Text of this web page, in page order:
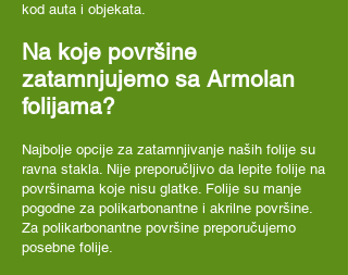
kod auta i objekata.
Na koje površine
zatamnjujemo sa Armolan
folijama?
Najbolje opcije za zatamnjivanje naših folije su
ravna stakla. Nije preporučljivo da lepite folije na
površinama koje nisu glatke. Folije su manje
pogodne za polikarbonantne i akrilne površine.
Za polikarbonantne površine preporučujemo
posebne folije.